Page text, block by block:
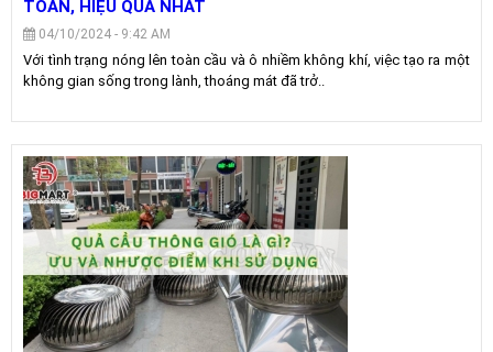
TOÀN, HIỆU QUẢ NHẤT
04/10/2024 - 9:42 AM
Với tình trạng nóng lên toàn cầu và ô nhiềm không khí, việc tạo ra một
không gian sống trong lành, thoáng mát đã trở..